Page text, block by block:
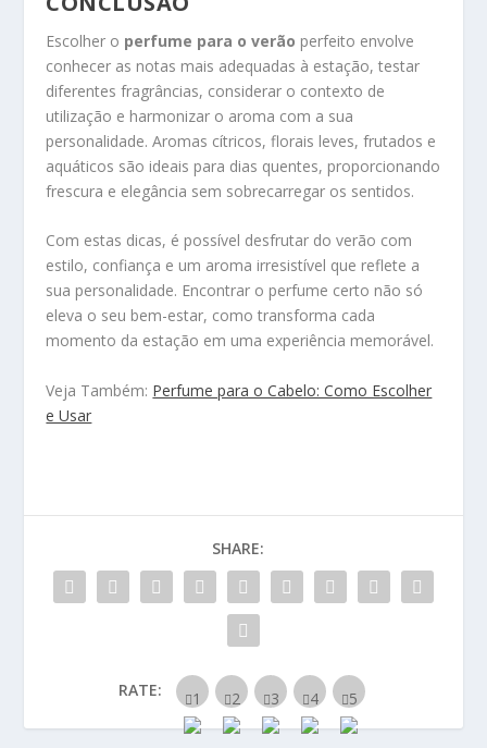
Escolher o perfume para o verão perfeito envolve
conhecer as notas mais adequadas à estação, testar
diferentes fragrâncias, considerar o contexto de
utilização e harmonizar o aroma com a sua
personalidade. Aromas cítricos, florais leves, frutados e
aquáticos são ideais para dias quentes, proporcionando
frescura e elegância sem sobrecarregar os sentidos.
Com estas dicas, é possível desfrutar do verão com
estilo, confiança e um aroma irresistível que reflete a
sua personalidade. Encontrar o perfume certo não só
eleva o seu bem-estar, como transforma cada
momento da estação em uma experiência memorável.
Veja Também: Perfume para o Cabelo: Como Escolher
e Usar
SHARE:
RATE: